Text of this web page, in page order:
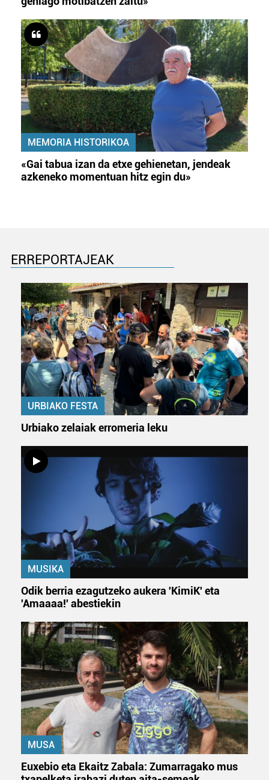
MEMORIA HISTORIKOA
«Gai tabua izan da etxe gehienetan, jendeak
azkeneko momentuan hitz egin du»
ERREPORTAJEAK
URBIAKO FESTA
Urbiako zelaiak erromeria leku
MUSIKA
Odik berria ezagutzeko aukera 'KimiK' eta
'Amaaaa!' abestiekin
MUSA
Euxebio eta Ekaitz Zabala: Zumarragako mus